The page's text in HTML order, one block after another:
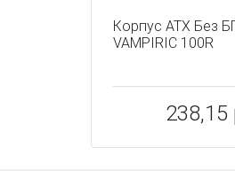
Корпус ATX Без
VAMPIRIC 100R
238,15